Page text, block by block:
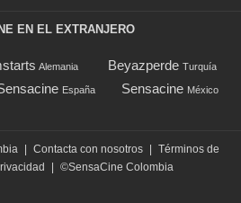
EN EL EXTRANJERO
Alemania Beyazperde Turquía
España Sensacine México
Contacta con nosotros
Términos de
©SensaCine Colombia